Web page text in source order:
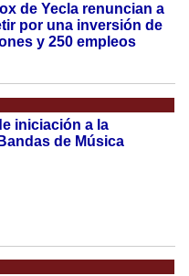
de Yecla renuncian a
por una inversión de
y 250 empleos
iniciación a la
de Música